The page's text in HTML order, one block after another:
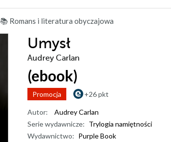
📚 Romans i literatura obyczajowa
Umysł
Audrey Carlan
(ebook)
Promocja +26 pkt
Autor:
Audrey Carlan
Serie wydawnicze: Trylogia namiętności
Wydawnictwo: Purple Book